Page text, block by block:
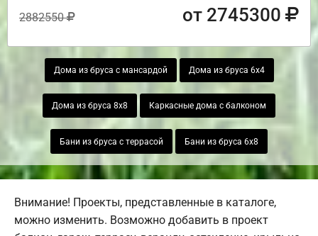
2882550 от 2745300
Дома из бруса с мансардой Дома из бруса 6х4
Дома из бруса 8х8 Каркасные дома с балконом
Бани из бруса с террасой Бани из бруса 6х8
Внимание! Проекты, представленные в каталоге,
можно изменить. Возможно добавить в проект